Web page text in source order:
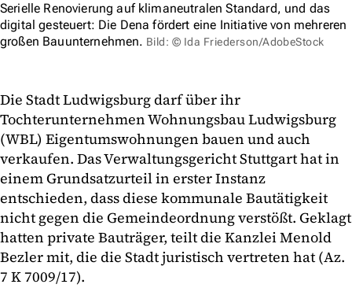
Serielle Renovierung auf klimaneutralen Standard, und das
digital gesteuert: Die Dena fördert eine Initiative von mehreren
großen Bauunternehmen. Bild: © Ida Friederson/AdobeStock
Die Stadt Ludwigsburg darf über ihr
Tochterunternehmen Wohnungsbau Ludwigsburg
(WBL) Eigentumswohnungen bauen und auch
verkaufen. Das Verwaltungsgericht Stuttgart hat in
einem Grundsatzurteil in erster Instanz
entschieden, dass diese kommunale Bautätigkeit
nicht gegen die Gemeindeordnung verstößt. Geklagt
hatten private Bauträger, teilt die Kanzlei Menold
Bezler mit, die die Stadt juristisch vertreten hat (Az.
7 K 7009/17).